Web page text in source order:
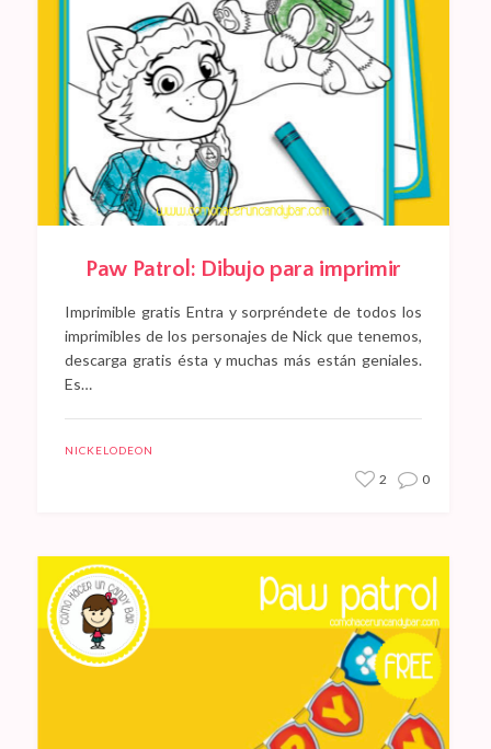
Paw Patrol: Dibujo para imprimir
Imprimible gratis Entra y sorpréndete de todos los
imprimibles de los personajes de Nick que tenemos,
descarga gratis ésta y muchas más están geniales.
Es…
NICKELODEON
2 0